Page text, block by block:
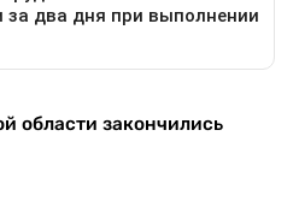
области закончились